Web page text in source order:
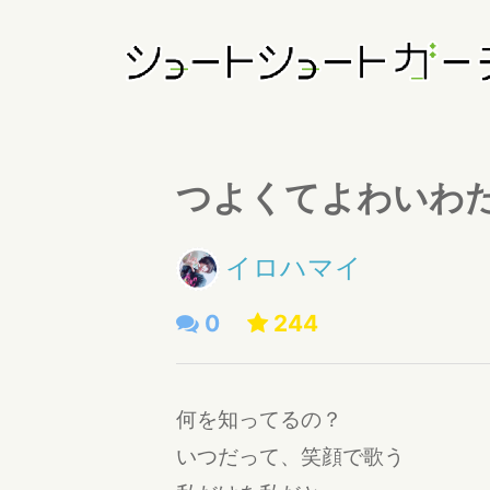
つよくてよわいわ
イロハマイ
0 244
何を知ってるの？
いつだって、笑顔で歌う